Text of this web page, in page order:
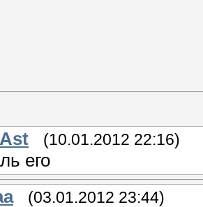
(10.01.2012 22:16)
его
(03.01.2012 23:44)